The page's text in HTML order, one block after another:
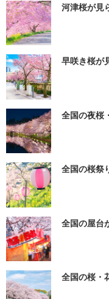
河津桜が見
早咲き桜が
全国の夜桜
全国の桜祭
全国の屋台
全国の桜・